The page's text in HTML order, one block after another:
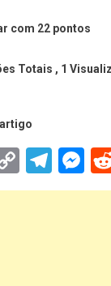
com 22 pontos
Totais , 1
Copy
Link